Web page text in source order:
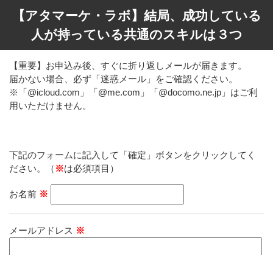
【アタマーケ・ラボ】結局、成功している
人が持っている共通のスキルは３つ
【重要】お申込み後、すぐに折り返しメールが届きます。
届かない場合、必ず「迷惑メール」をご確認ください。
※「@icloud.com」「@me.com」「@docomo.ne.jp」はご利
用いただけません。
下記のフォームに記入して「確定」ボタンをクリックしてく
ださい。（ ※は必須項目）
お名前 ※
メールアドレス ※